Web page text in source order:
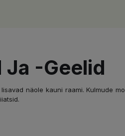
Ja -geelid
näole kauni raami. Kulmude